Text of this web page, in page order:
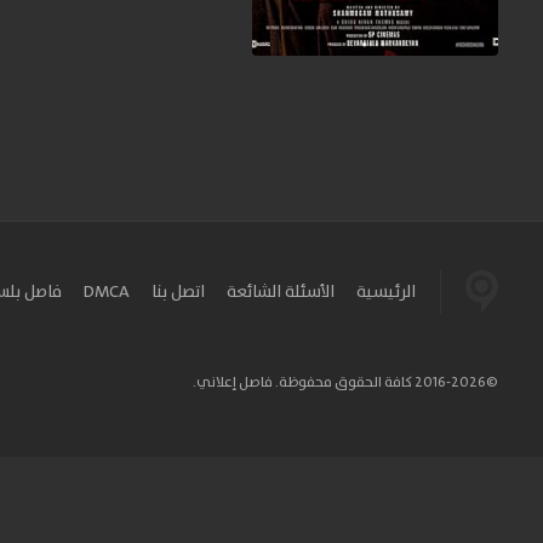
الرئيسية الأسئلة الشائعة اتصل بنا DMCA فاصل
©2016-2026 كافة الحقوق محفوظة. فاصل إعلاني.